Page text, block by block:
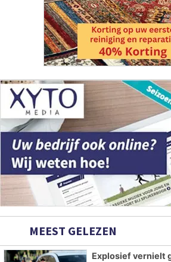
MEEST GELEZEN
Explosief vernielt